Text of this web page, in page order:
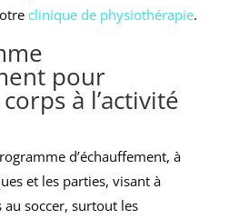
clinique de physiothérapie.
pour
à l’activité
d’échauffement, à
et les parties, visant à
soccer, surtout les